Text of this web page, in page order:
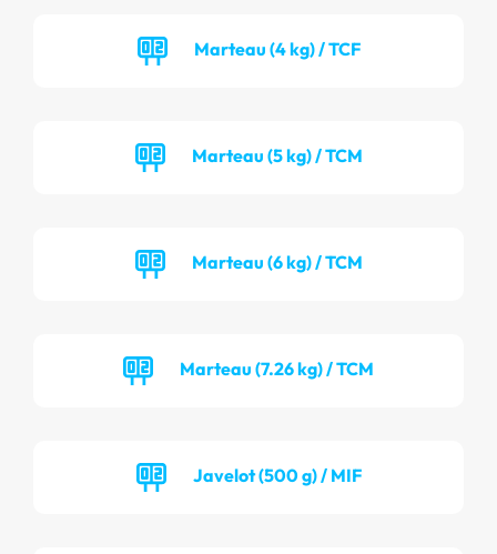
Marteau (4 kg) / TCF
Marteau (5 kg) / TCM
Marteau (6 kg) / TCM
Marteau (7.26 kg) / TCM
Javelot (500 g) / MIF